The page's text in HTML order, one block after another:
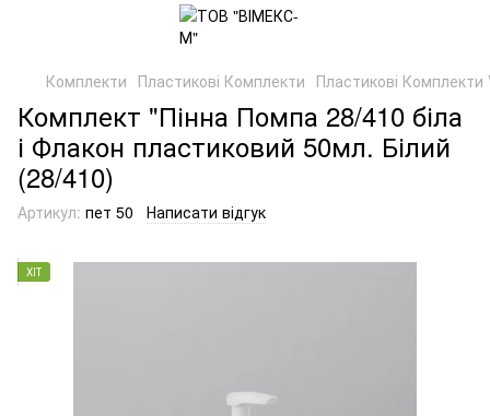
Комплекти Пластикові Комплекти Пластикові Комплекти
Комплект "Пінна Помпа 28/410 біла
і Флакон пластиковий 50мл. Білий
(28/410)
Артикул: пет 50 Написати відгук
ХІТ